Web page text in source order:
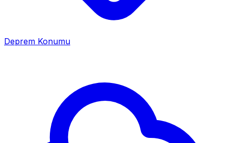
Deprem Konumu